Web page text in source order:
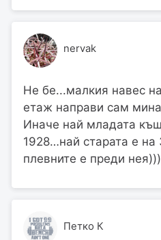
nervak
Не бе...малкия навес
етаж направи сам
Иначе най младата
1928…най старата е
плевните е преди
Петко К